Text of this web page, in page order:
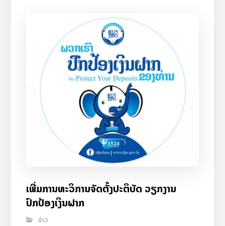
ເພີ່ມການທະວິການຈັດຕັ້ງປະຕິບັດ ວຽກງານ
ປົກປ້ອງເງິນຝາກ
ຂ່າວ